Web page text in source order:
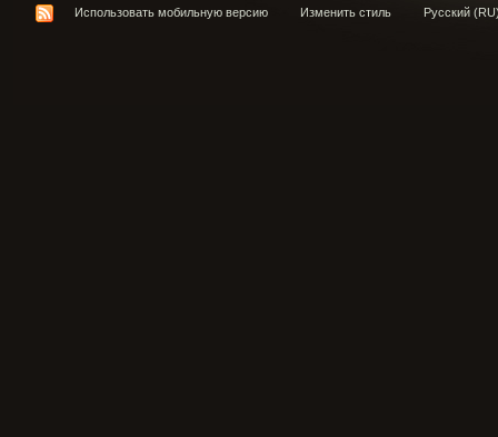
Использовать мобильную версию Изменить стиль Русский